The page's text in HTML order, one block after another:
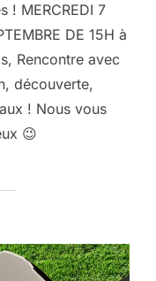
! MERCREDI 7
DE 15H à
Rencontre avec
découverte,
! Nous vous
😉